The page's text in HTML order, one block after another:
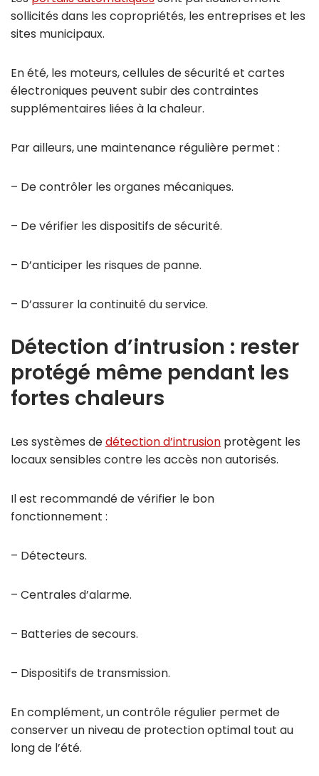
sollicités dans les copropriétés, les entreprises et les
sites municipaux.
En été, les moteurs, cellules de sécurité et cartes
électroniques peuvent subir des contraintes
supplémentaires liées à la chaleur.
Par ailleurs, une maintenance régulière permet :
– De contrôler les organes mécaniques.
– De vérifier les dispositifs de sécurité.
– D’anticiper les risques de panne.
– D’assurer la continuité du service.
Détection d’intrusion : rester
protégé même pendant les
fortes chaleurs
Les systèmes dedétection d’intrusion protègent les
locaux sensibles contre les accès non autorisés.
Il est recommandé de vérifier le bon
fonctionnement :
– Détecteurs.
– Centrales d’alarme.
– Batteries de secours.
– Dispositifs de transmission.
En complément, un contrôle régulier permet de
conserver un niveau de protection optimal tout au
long de l’été.